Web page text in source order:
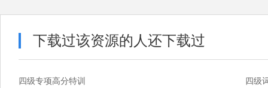
下载过该资源的人还下载过
四级专项高分特训
四级